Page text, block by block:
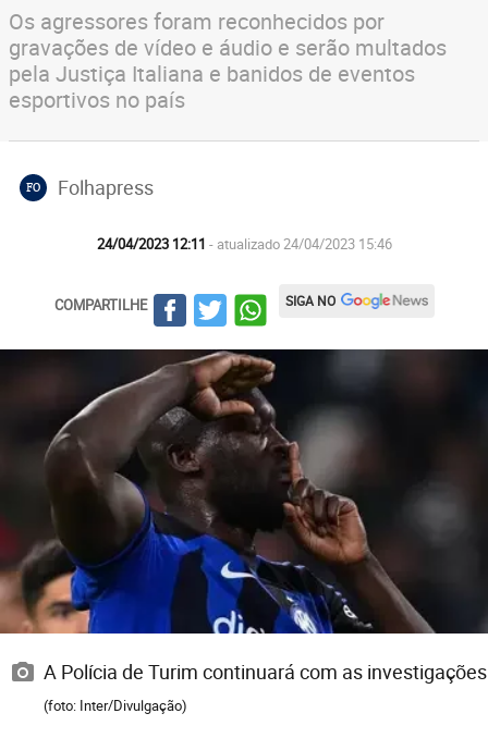
Os agressores foram reconhecidos por
gravações de vídeo e áudio e serão multados
pela Justiça Italiana e banidos de eventos
esportivos no país
FO Folhapress
24/04/2023 12:11 - atualizado 24/04/2023 15:46
COMPARTILHE SIGA NO
A Polícia de Turim continuará com as investigações
(foto: Inter/Divulgação)